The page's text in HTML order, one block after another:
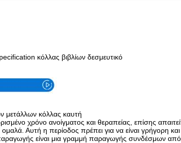
κόλλας βιβλίων δεσμευτικό
μετάλλων κόλλας καυτή
χρόνο ανοίγματος και θεραπείας, επίσης
Αυτή η περίοδος πρέπει για να είναι γρήγορη και
είναι μια γραμμή παραγωγής συνδέσμων από